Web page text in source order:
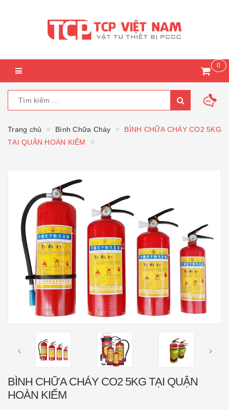
0
Trang chủ Bình Chữa Cháy
BÌNH CHỮA CHÁY CO2 5KG
TẠI QUẬN HOÀN KIẾM
BÌNH CHỮA CHÁY CO2 5KG TẠI QUẬN
HOÀN KIẾM